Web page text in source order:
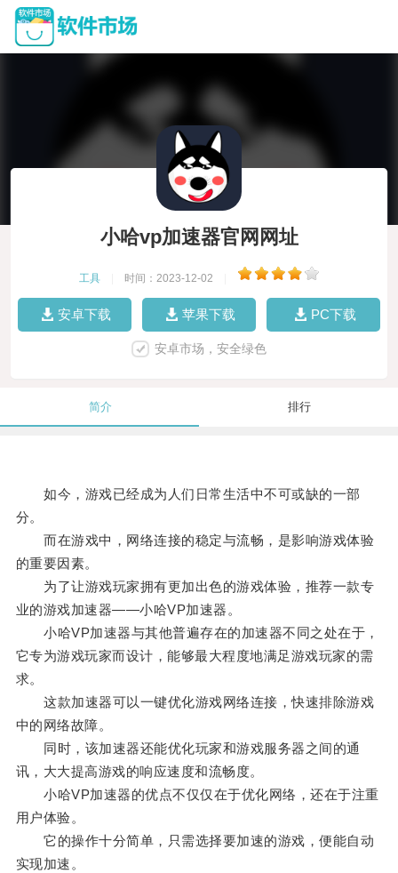
小哈vp加速器官网网址
工具 时间：2023-12-02
安卓下载 苹果下载 PC下载
安卓市场，安全绿色
简介 排行
如今，游戏已经成为人们日常生活中不可或缺的一部
分。
而在游戏中，网络连接的稳定与流畅，是影响游戏体验
的重要因素。
为了让游戏玩家拥有更加出色的游戏体验，推荐一款专
业的游戏加速器——小哈VP加速器。
小哈VP加速器与其他普遍存在的加速器不同之处在于，
它专为游戏玩家而设计，能够最大程度地满足游戏玩家的需
求。
这款加速器可以一键优化游戏网络连接，快速排除游戏
中的网络故障。
同时，该加速器还能优化玩家和游戏服务器之间的通
讯，大大提高游戏的响应速度和流畅度。
小哈VP加速器的优点不仅仅在于优化网络，还在于注重
用户体验。
它的操作十分简单，只需选择要加速的游戏，便能自动
实现加速。